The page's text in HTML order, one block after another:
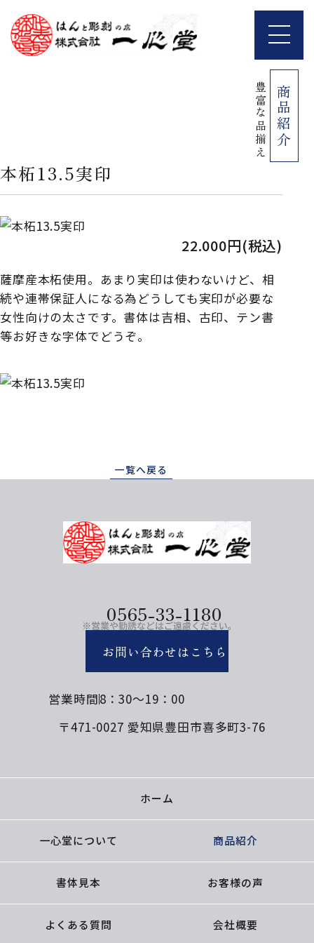
商品紹介
豊富な品揃え
本柘13.5実印
22.000円(税込)
薩摩産本柘使用。あまり実印は使わないけど、相
続や連帯保証人になる為どうしても実印が必要な
女性向けの太さです。書体は吉相、古印、テン書
等お好きな字体でどうぞ。
一覧へ戻る
0565-33-1180
お問い合わせはこちら
営業時間8：30～19：00
〒471-0027 愛知県豊田市喜多町3-76
ホーム
一心堂について 商品紹介
書体見本 お客様の声
よくある質問 会社概要